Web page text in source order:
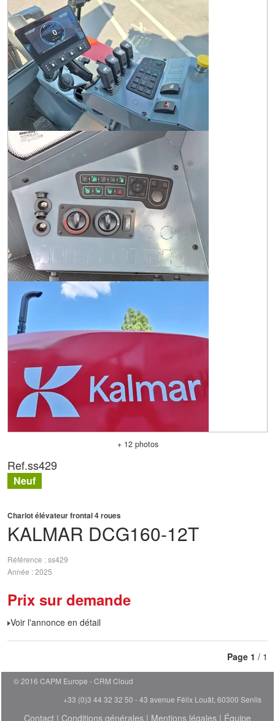
+ 12 photos
KALMAR DCG160-12T
Chariot élévateur frontal 4 roues
Référence ss429
Année 2025
Prix sur demande
Voir l'annonce en détail
Ref.ss429
Neuf
Page 1 / 1
© 2016 CAPM Europe
CRM Cloud
+33 (0)3 44 32 32 50 - 43 avenue Félix Louât, 60300 Senlis
Contact | Conditions générales | Mentions légales | Équipe